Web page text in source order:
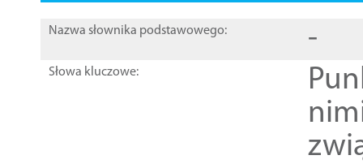
Nazwa słownika podstawowego: -
Słowa kluczowe: